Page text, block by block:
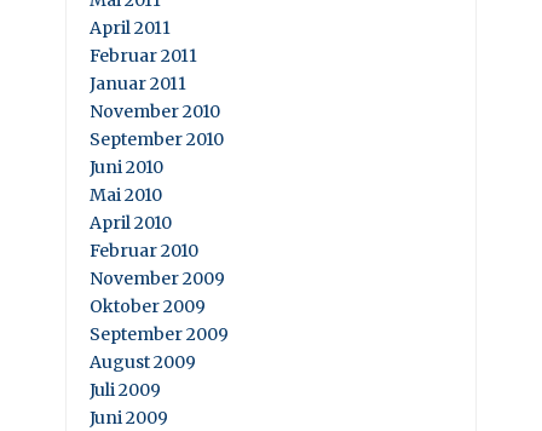
April 2011
Februar 2011
Januar 2011
November 2010
September 2010
Juni 2010
Mai 2010
April 2010
Februar 2010
November 2009
Oktober 2009
September 2009
August 2009
Juli 2009
Juni 2009